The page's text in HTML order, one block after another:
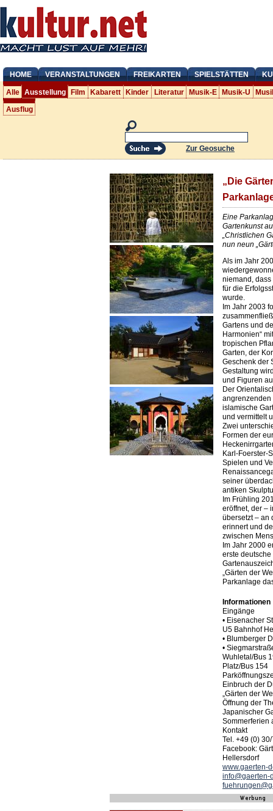
HOME VERANSTALTUNGEN FREIKARTEN SPIELSTÄTTEN
Alle Ausstellung Film Kabarett Kinder Literatur Musik-E Musik-U
Ausflug
Zur Geosuche
„Die
Eine
Gartenkunst
„Christlichen
nun neun
Als im Jahr
niemand, dass
für die
wurde.
Im Jahr 2003
Gartens und
Harmonien“
tropischen
Garten, der
Geschenk der
Gestaltung
und Figuren
Der
angrenzenden
islamische
und vermittelt
Zwei
Formen der
Karl-Foerster-
Spielen und
seiner
antiken
Im Frühling
eröffnet, der –
übersetzt – an
erinnert und
zwischen
Im Jahr 2000
erste
„Gärten der
Parkanlage
Informationen
Eingänge
• Eisenacher
U5 Bahnhof
• Blumberger
•
Wuhletal/Bus
Platz/Bus 154
Einbruch der
„Gärten der
Öffnung der
Japanischer
Sommerferien
Kontakt
Tel. +49 (0)
Facebook:
Hellersdorf
www.gaerten-
info@gaerten-